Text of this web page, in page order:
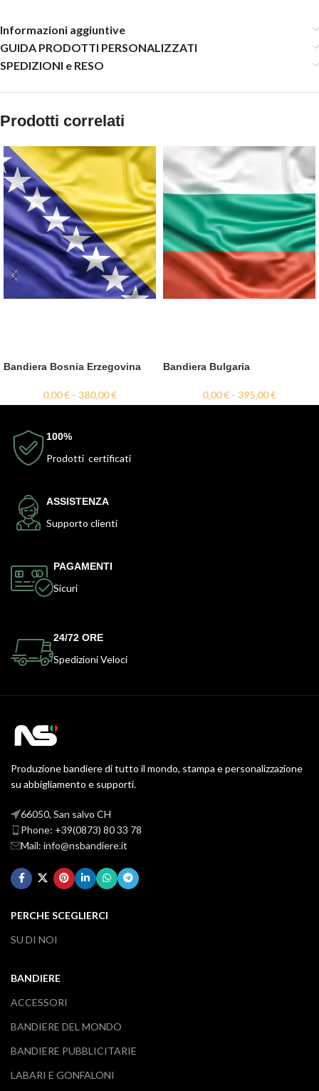
Informazioni aggiuntive
GUIDA PRODOTTI PERSONALIZZATI
SPEDIZIONI e RESO
Prodotti correlati
Bandiera Bosnia Erzegovina
0,00€ - 380,00€
Bandiera Bulgaria
0,00€ - 395,00€
100%
Prodotti certificati
ASSISTENZA
Supporto clienti
PAGAMENTI
Sicuri
24/72 ORE
Spedizioni Veloci
Produzione bandiere di tutto il mondo, stampa e personalizzazione
su abbigliamento e supporti.
66050, San salvo CH
Phone: +39(0873) 80 33 78
Mail: info@nsbandiere.it
PERCHE SCEGLIERCI
SU DI NOI
BANDIERE
ACCESSORI
BANDIERE DEL MONDO
BANDIERE PUBBLICITARIE
LABARI E GONFALONI